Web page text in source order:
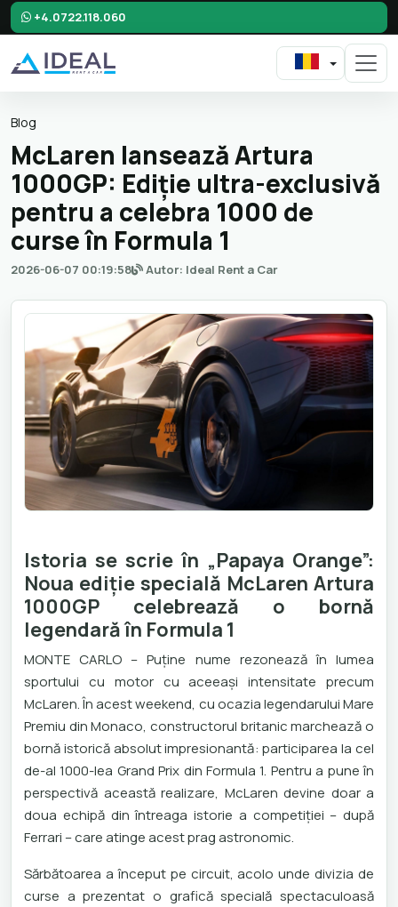
+4.0722.118.060
Blog
McLaren lansează Artura
1000GP: Ediție ultra-exclusivă
pentru a celebra 1000 de
curse în Formula 1
2026-06-07 00:19:58 Autor: Ideal Rent a Car
Istoria se scrie în „Papaya Orange”:
Noua ediție specială McLaren Artura
1000GP celebrează o bornă
legendară în Formula 1
MONTE CARLO – Puține nume rezonează în lumea
sportului cu motor cu aceeași intensitate precum
McLaren. În acest weekend, cu ocazia legendarului Mare
Premiu din Monaco, constructorul britanic marchează o
bornă istorică absolut impresionantă: participarea la cel
de-al 1000-lea Grand Prix din Formula 1. Pentru a pune în
perspectivă această realizare, McLaren devine doar a
doua echipă din întreaga istorie a competiției – după
Ferrari – care atinge acest prag astronomic.
Sărbătoarea a început pe circuit, acolo unde divizia de
curse a prezentat o grafică specială spectaculoasă